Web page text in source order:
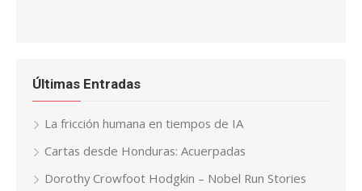
Últimas Entradas
La fricción humana en tiempos de IA
Cartas desde Honduras: Acuerpadas
Dorothy Crowfoot Hodgkin – Nobel Run Stories